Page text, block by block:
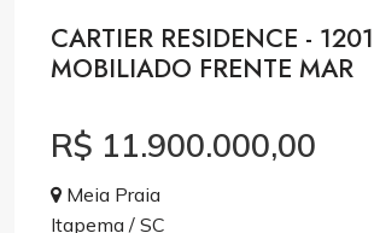
CARTIER RESIDENCE - 1201
MOBILIADO FRENTE MAR
R$ 11.900.000,00
Meia Praia
Itapema / SC